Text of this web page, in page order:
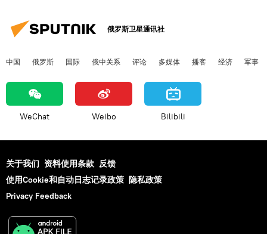
俄罗斯卫星通讯社
中国 俄罗斯 国际 俄中关系 评论 多媒体 播客 经济 军事
WeChat Weibo Bilibili
关于我们 资料使用条款 反馈
使用Cookie和自动日志记录政策 隐私政策
Privacy Feedback